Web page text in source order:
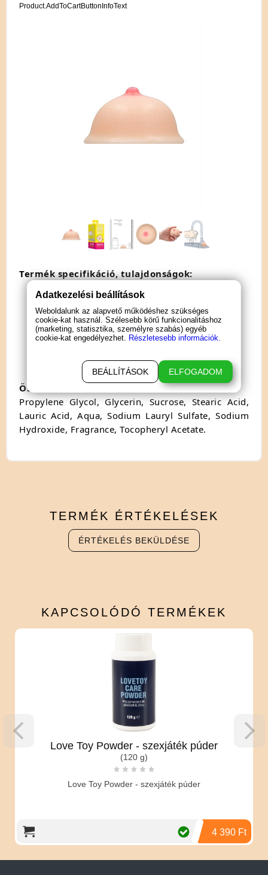
Product.AddToCartButtonInfoText
Termék specifikáció, tulajdonságok:
kellemes illat
szín: natúr
átmérő: 7,5cm
magasság: 4cm
Összetevők:
Propylene Glycol, Glycerin, Sucrose, Stearic Acid,
Lauric Acid, Aqua, Sodium Lauryl Sulfate, Sodium
Hydroxide, Fragrance, Tocopheryl Acetate.
TERMÉK ÉRTÉKELÉSEK
ÉRTÉKELÉS BEKÜLDÉSE
KAPCSOLÓDÓ TERMÉKEK
Love Toy Powder - szexjáték púder
(120 g)
Love Toy Powder - szexjáték púder
4 390 Ft
Adatkezelési beállítások
Weboldalunk az alapvető működéshez szükséges
cookie-kat használ. Szélesebb körű funkcionalitáshoz
(marketing, statisztika, személyre szabás) egyéb
cookie-kat engedélyezhet. Részletesebb információk.
BEÁLLÍTÁSOK ELFOGADOM